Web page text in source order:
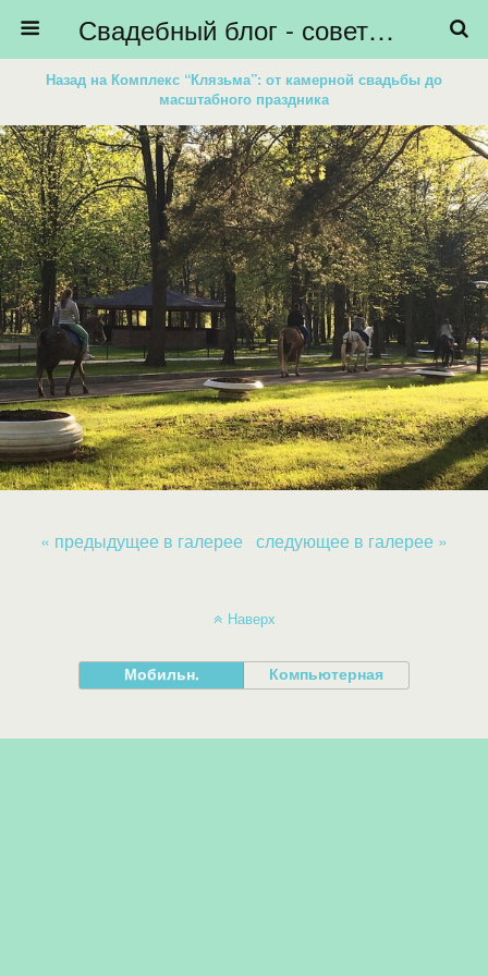
Свадебный блог - советы невестам, подготовка к свадьбе - HiBride
Назад на Комплекс “Клязьма”: от камерной свадьбы до
масштабного праздника
« предыдущее в галерее следующее в галерее »
Наверх
Мобильн. Компьютерная